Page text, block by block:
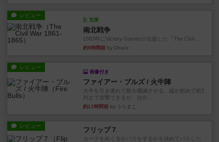
レビュー
充実
南北戦争
1983年にVictory Gamesが出版した『The Civil ...
約9時間前 by Chaco
レビュー
画像付き
ファイアー・ブルズ / 火牛陣
火牛を引き連れて敵を殲滅させる。縦か斜めで前2
列まで攻撃できるが、自分...
約11時間前 by うらまこ
レビュー フリップ７
カードをめくるかパスをするかを決めてパスした